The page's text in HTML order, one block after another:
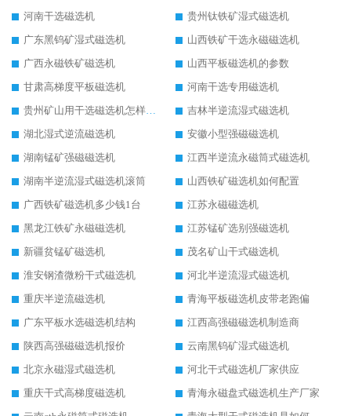
河南干选磁选机
贵州钛铁矿湿式磁选机
广东黑钨矿湿式磁选机
山西铁矿干选永磁磁选机
广西永磁铁矿磁选机
山西平板磁选机的参数
甘肃高梯度平板磁选机
河南干选专用磁选机
贵州矿山用干选磁选机怎样调磁
吉林半逆流湿式磁选机
湖北湿式逆流磁选机
安徽小型强磁磁选机
湖南锰矿强磁磁选机
江西半逆流永磁筒式磁选机
湖南半逆流湿式磁选机滚筒
山西铁矿磁选机如何配置
广西铁矿磁选机多少钱1台
江苏永磁磁选机
黑龙江铁矿永磁磁选机
江苏锰矿选别强磁选机
新疆贫锰矿磁选机
茂名矿山干式磁选机
淮安钢渣微粉干式磁选机
河北半逆流湿式磁选机
重庆半逆流磁选机
青海平板磁选机皮带老跑偏
广东平板水选磁选机结构
江西高强磁磁选机制造商
陕西高强磁磁选机报价
云南黑钨矿湿式磁选机
北京永磁湿式磁选机
河北干式磁选机厂家供应
重庆干式高梯度磁选机
青海永磁盘式磁选机生产厂家